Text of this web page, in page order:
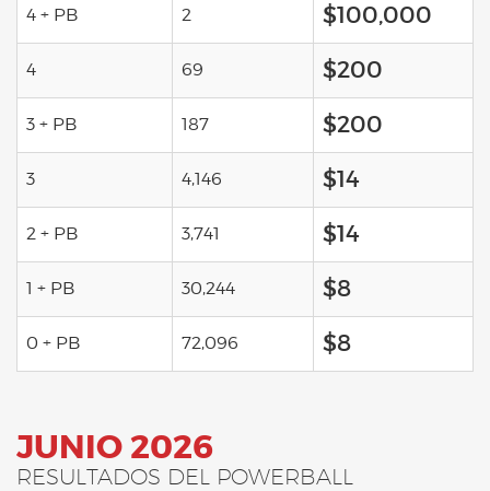
4 + PB 2 $100,000
4 69 $200
3 + PB 187 $200
3 4,146 $14
2 + PB 3,741 $14
1 + PB 30,244 $8
0 + PB 72,096 $8
JUNIO 2026
RESULTADOS DEL POWERBALL